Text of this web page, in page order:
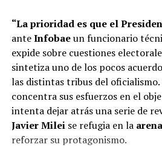
Pero cinco meses después,la
dejó expuestos otra vez los
vinculares y desórdenes
organización del Gobierno
“La prioridad es que el
anteInfobaeun funcionario
expide sobre cuestiones
sintetiza uno de los pocos
las distintas tribus del
concentra sus esfuerzos en el
intenta dejar atrás una serie de
Javier Milei se refugia en la
reforzar su protagonismo.